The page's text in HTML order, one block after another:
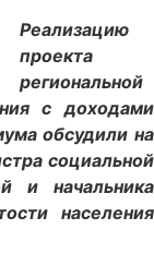
Реализацию
проекта
региональной
с доходами
обсудили на
социальной
и начальника
населения